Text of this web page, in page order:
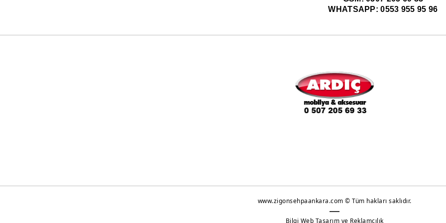
WHATSAPP: 0553 955 95 96
www.zigonsehpaankara.com © Tüm hakları saklıdır.
Bilgi Web Tasarım ve Reklamcılık